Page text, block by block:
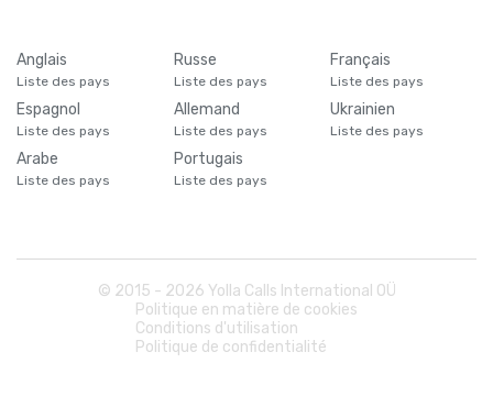
Anglais
Liste des pays
Russe
Liste des pays
Français
Liste des pays
Espagnol
Liste des pays
Allemand
Liste des pays
Ukrainien
Liste des pays
Arabe
Liste des pays
Portugais
Liste des pays
© 2015 - 2026 Yolla Calls International OÜ
Politique en matière de cookies
Conditions d'utilisation
Politique de confidentialité